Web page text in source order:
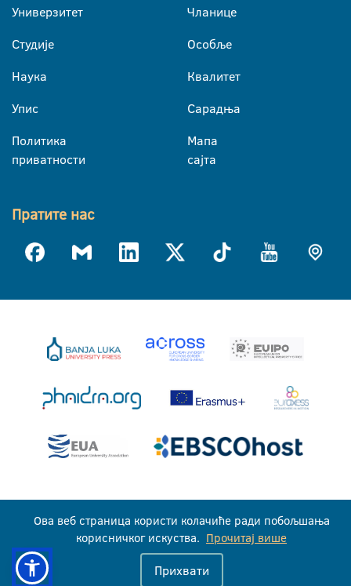
Универзитет
Студије
Наука
Упис
Политика
приватности
Чланице
Особље
Квалитет
Сарадња
Мапа
сајта
Пратите нас
Универзитет у Бањој Луци © 2026
Сва права задржана
Ова веб страница користи колачиће ради побољшања
корисничког искуства. Прочитај више
Прихвати